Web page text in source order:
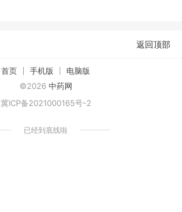
返回顶部
首页 手机版
电脑版
©2026 中药网
冀ICP备2021000165号-2
已经到底线啦